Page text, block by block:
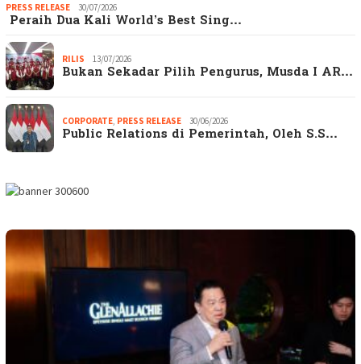
PRESS RELEASE 30/07/2026
Peraih Dua Kali World’s Best Sing…
RILIS 13/07/2026
Bukan Sekadar Pilih Pengurus, Musda I AR…
CORPORATE PRESS RELEASE 30/06/2026
Public Relations di Pemerintah, Oleh S.S…